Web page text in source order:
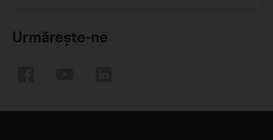
Urmărește-ne